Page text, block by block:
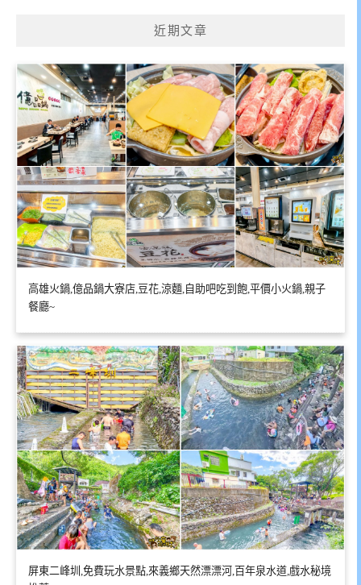
近期文章
高雄火鍋,億品鍋大寮店,豆花,涼麵,自助吧吃到飽,平價小火鍋,親子
餐廳~
屏東二峰圳,免費玩水景點,來義鄉天然漂漂河,百年泉水道,戲水秘境